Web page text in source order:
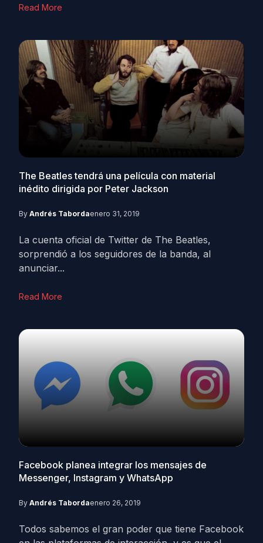
Read More
The Beatles tendrá una película con material
inédito dirigida por Peter Jackson
By Andrés Tabordaenero 31, 2019
La cuenta oficial de Twitter de The Beatles,
sorprendió a los seguidores de la banda, al
anunciar...
Read More
Facebook planea integrar los mensajes de
Messenger, Instagram y WhatsApp
By Andrés Tabordaenero 26, 2019
Todos sabemos el gran poder que tiene Facebook